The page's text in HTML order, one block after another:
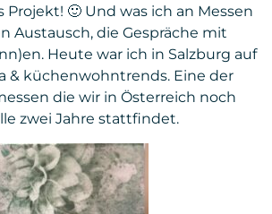
🙂 Und was ich an Messen
Austausch, die Gespräche mit
Heute war ich in Salzburg auf
& küchenwohntrends. Eine der
die wir in Österreich noch
zwei Jahre stattfindet.